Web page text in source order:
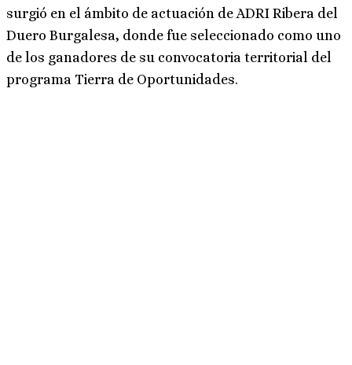
surgió en el ámbito de actuación de ADRI Ribera del
Duero Burgalesa, donde fue seleccionado como uno
de los ganadores de su convocatoria territorial del
programa Tierra de Oportunidades.